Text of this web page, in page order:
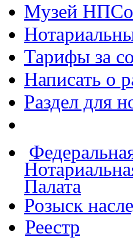
Музей НПСо
Тарифы за
Написать о
Раздел для
Палата
Розыск
Реестр